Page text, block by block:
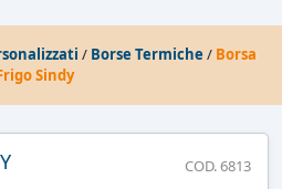
/ Borse Termiche / Borsa
Sindy
COD. 6813